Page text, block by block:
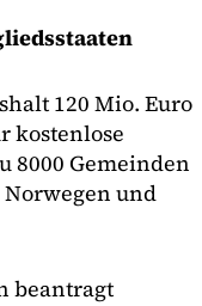
120 Mio. Euro
kostenlose
8000 Gemeinden
und
beantragt